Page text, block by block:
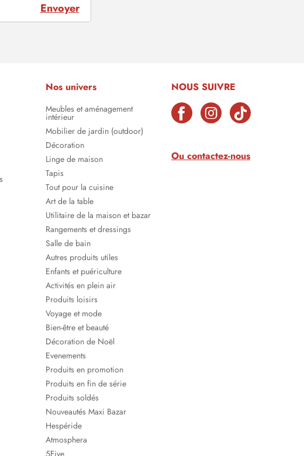
Envoyer
Nos univers
Meubles et aménagement
intérieur
Mobilier de jardin (outdoor)
Décoration
Linge de maison
Tapis
Tout pour la cuisine
Art de la table
Utilitaire de la maison et bazar
Rangements et dressings
Salle de bain
Autres produits utiles
Enfants et puériculture
Activités en plein air
Produits loisirs
Voyage et mode
Bien-être et beauté
Décoration de Noël
Evenements
Produits en promotion
Produits en fin de série
Produits soldés
Nouveautés Maxi Bazar
Hespéride
Atmosphera
NOUS SUIVRE
Ou contactez-nous